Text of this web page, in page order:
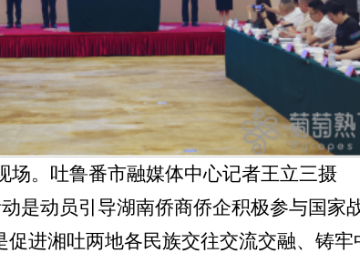
场。吐鲁番市融媒体中心记者王立三摄
是动员引导湖南侨商侨企积极参与国家
进湘吐两地各民族交往交流交融、铸牢